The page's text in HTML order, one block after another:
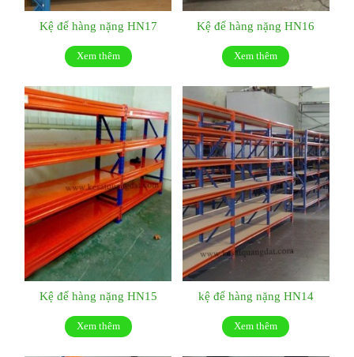
Kệ để hàng nặng HN17
Xem thêm
Kệ để hàng nặng HN16
Xem thêm
Kệ để hàng nặng HN15
Xem thêm
kệ để hàng nặng HN14
Xem thêm